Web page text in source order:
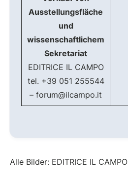
Ausstellungsfläche
und
wissenschaftlichem
Sekretariat
EDITRICE IL CAMPO
tel. +39 051 255544
– forum@ilcampo.it
Alle Bilder: EDITRICE IL CAMPO